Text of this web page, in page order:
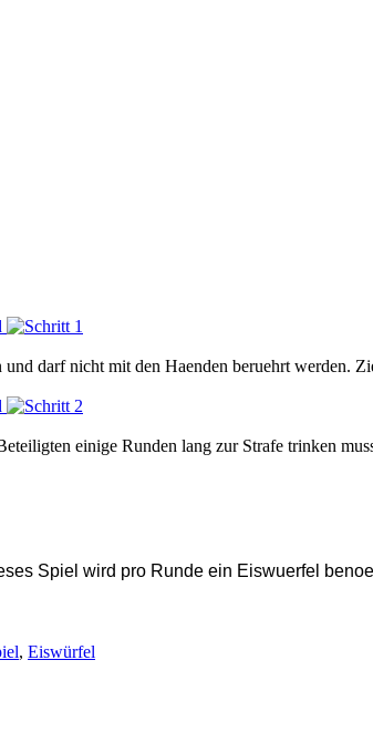
darf nicht mit den Haenden beruehrt werden.
einige Runden lang zur Strafe trinken
Spiel wird pro Runde ein Eiswuerfel
, Eiswürfel